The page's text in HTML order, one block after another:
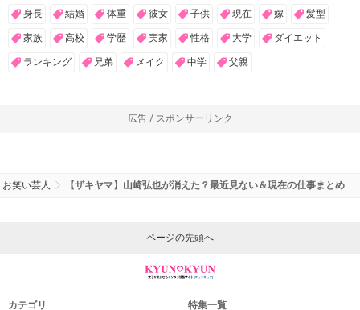
身長 結婚 体重 彼女 子供 現在 嫁 髪型
家族 高校 学歴 実家 性格 大学 ダイエット
ランキング 兄弟 メイク 中学 父親
広告 / スポンサーリンク
お笑い芸人 【ザキヤマ】山崎弘也が消えた？最近見ない＆現在の仕事まとめ
ページの先頭へ
カテゴリ 特集一覧